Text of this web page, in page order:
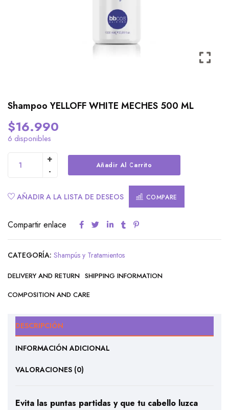
Shampoo YELLOFF WHITE MECHES 500 ML
$16.990
6 disponibles
Añadir Al Carrito
AÑADIR A LA LISTA DE DESEOS COMPARE
Compartir enlace
CATEGORÍA: Shampús y Tratamientos
DELIVERY AND RETURN SHIPPING INFORMATION
COMPOSITION AND CARE
DESCRIPCIÓN
INFORMACIÓN ADICIONAL
VALORACIONES (0)
Evita las puntas partidas y que tu cabello luzca